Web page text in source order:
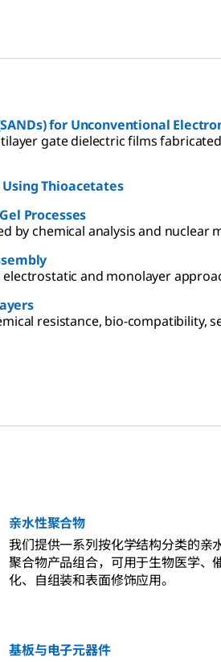
for Unconventional
gate dielectric films
Thioacetates
Processes
by chemical analysis and
and monolayer
resistance, bio-
亲水性聚合物
我们提供一系列按化学结构分类的亲
聚合物产品组合，可用于生物医学、
化、自组装和表面修饰应用。
基板与电子元器件